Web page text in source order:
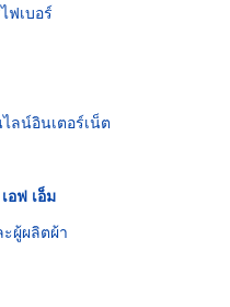
ฟเบอร์
ลน์อินเตอร์เน็ต
อฟ เอ็ม
ผู้ผลิตผ้า